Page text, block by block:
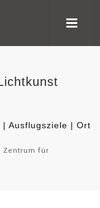
Ausflugsziele | Ort
Zentrum für